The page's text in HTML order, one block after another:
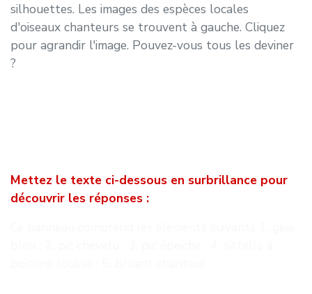
silhouettes. Les images des espèces locales
d'oiseaux chanteurs se trouvent à gauche. Cliquez
pour agrandir l'image. Pouvez-vous tous les deviner
?
Mettez le texte ci-dessous en surbrillance pour
découvrir les réponses :